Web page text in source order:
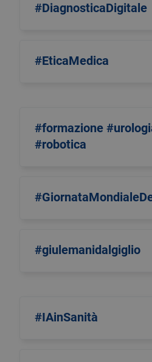
#DiagnosticaDigitale
#EticaMedica
#formazione
#robotica
#giulemanidalgiglio
#IAinSanità